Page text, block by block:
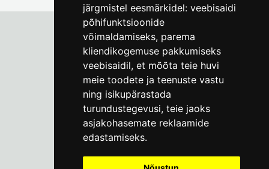
järgmistel eesmärkidel: veebisaidi
põhifunktsioonide
võimaldamiseks, parema
kliendikogemuse pakkumiseks
veebisaidil, et mõõta teie huvi
meie toodete ja teenuste vastu
ning isikupärastada
turundustegevusi, teie jaoks
asjakohasemate reklaamide
edastamiseks.
Tallinna Linnamuuseum
Vene 17
E-R kell 9-17(+372) 610 4178
info@linnamuuseum.ee
Küpsisepoliitika